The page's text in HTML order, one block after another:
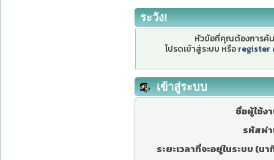
ระวัง!
หัวข้อที่คุณต้องการค้
โปรดเข้าสู่ระบบ หรือ register
เข้าสู่ระบบ
ชื่อผู้ใช้ง
รหัสผ่
ระยะเวลาที่จะอยู่ในระบบ (นา